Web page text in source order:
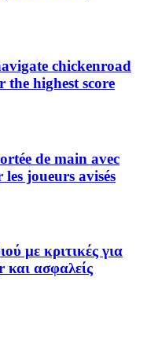
chickenroad
highest score
de main avec
les joueurs avisés
με κριτικές για
ασφαλείς